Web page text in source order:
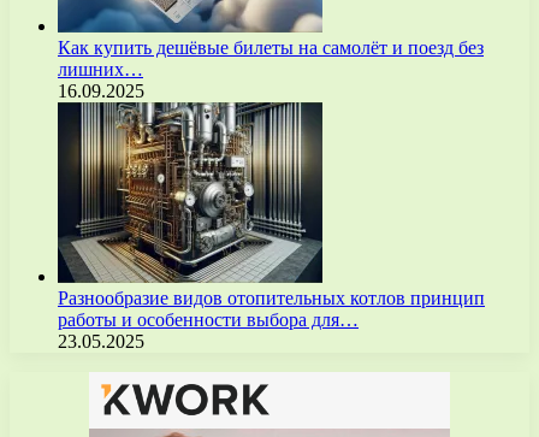
Как купить дешёвые билеты на самолёт и поезд без
лишних…
16.09.2025
Разнообразие видов отопительных котлов принцип
работы и особенности выбора для…
23.05.2025